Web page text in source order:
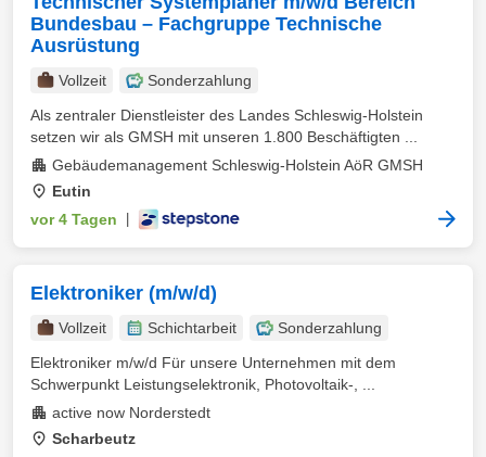
Bundesbau – Fachgruppe Technische
Ausrüstung
Vollzeit
Sonderzahlung
Als zentraler Dienstleister des Landes Schleswig-Holstein
setzen wir als GMSH mit unseren 1.800 Beschäftigten ...
Gebäudemanagement Schleswig-Holstein AöR GMSH
Eutin
vor 4 Tagen
Elektroniker (m/w/d)
Vollzeit Schichtarbeit
Sonderzahlung
Elektroniker m/w/d Für unsere Unternehmen mit dem
Schwerpunkt Leistungselektronik, Photovoltaik-, ...
active now Norderstedt
Scharbeutz